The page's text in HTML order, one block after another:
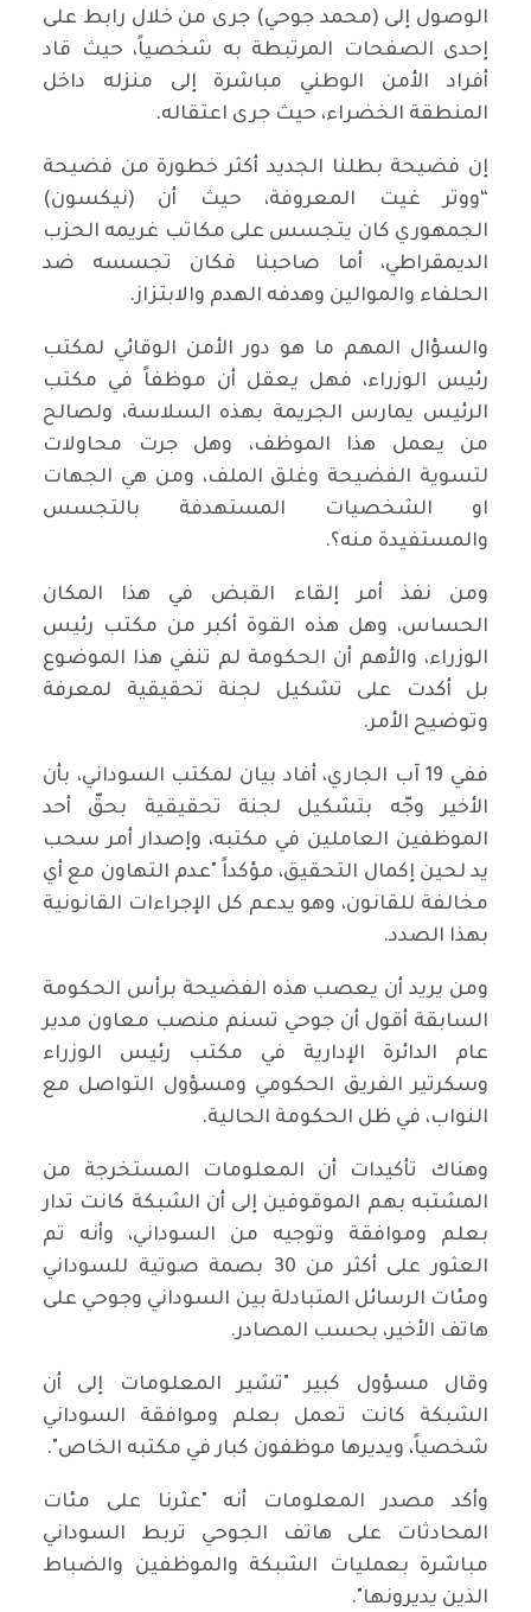
الوصول إلى (محمد جوحي) جرى من خلال رابط على
إحدى الصفحات المرتبطة به شخصياً، حيث قاد
أفراد الأمن الوطني مباشرة إلى منزله داخل
المنطقة الخضراء، حيث جرى اعتقاله.
إن فضيحة بطلنا الجديد أكثر خطورة من فضيحة
“ووتر غيت المعروفة، حيث أن (نيكسون)
الجمهوري كان يتجسس على مكاتب غريمه الحزب
الديمقراطي، أما صاحبنا فكان تجسسه ضد
الحلفاء والموالين وهدفه الهدم والابتزاز.
والسؤال المهم ما هو دور الأمن الوقائي لمكتب
رئيس الوزراء، فهل يعقل أن موظفاً في مكتب
الرئيس يمارس الجريمة بهذه السلاسة، ولصالح
من يعمل هذا الموظف، وهل جرت محاولات
لتسوية الفضيحة وغلق الملف، ومن هي الجهات
او الشخصيات المستهدفة بالتجسس
والمستفيدة منه؟.
ومن نفذ أمر إلقاء القبض في هذا المكان
الحساس، وهل هذه القوة أكبر من مكتب رئيس
الوزراء، والأهم أن الحكومة لم تنفي هذا الموضوع
بل أكدت على تشكيل لجنة تحقيقية لمعرفة
وتوضيح الأمر.
ففي 19 آب الجاري، أفاد بيان لمكتب السوداني، بأن
الأخير وجّه بتشكيل لجنة تحقيقية بحقّ أحد
الموظفين العاملين في مكتبه، وإصدار أمر سحب
يد لحين إكمال التحقيق، مؤكداً "عدم التهاون مع أي
مخالفة للقانون، وهو يدعم كل الإجراءات القانونية
بهذا الصدد.
ومن يريد أن يعصب هذه الفضيحة برأس الحكومة
السابقة أقول أن جوحي تسنم منصب معاون مدير
عام الدائرة الإدارية في مكتب رئيس الوزراء
وسكرتير الفريق الحكومي ومسؤول التواصل مع
النواب، في ظل الحكومة الحالية.
وهناك تأكيدات أن المعلومات المستخرجة من
المشتبه بهم الموقوفين إلى أن الشبكة كانت تدار
بعلم وموافقة وتوجيه من السوداني، وأنه تم
العثور على أكثر من 30 بصمة صوتية للسوداني
ومئات الرسائل المتبادلة بين السوداني وجوحي على
هاتف الأخير، بحسب المصادر.
وقال مسؤول كبير "تشير المعلومات إلى أن
الشبكة كانت تعمل بعلم وموافقة السوداني
شخصياً، ويديرها موظفون كبار في مكتبه الخاص".
وأكد مصدر المعلومات أنه "عثرنا على مئات
المحادثات على هاتف الجوحي تربط السوداني
مباشرة بعمليات الشبكة والموظفين والضباط
الذين يديرونها".